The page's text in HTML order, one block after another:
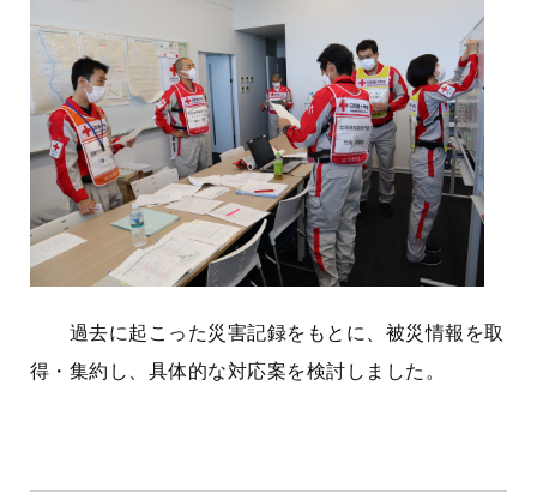
過去に起こった災害記録をもとに、被災情報を取
得・集約し、具体的な対応案を検討しました。